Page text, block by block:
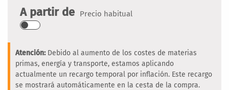
A partir de Precio habitual
Atención:Debido al aumento de los costes de materias
primas, energía y transporte, estamos aplicando
actualmente un recargo temporal por inflación. Este recargo
se mostrará automáticamente en la cesta de la compra.